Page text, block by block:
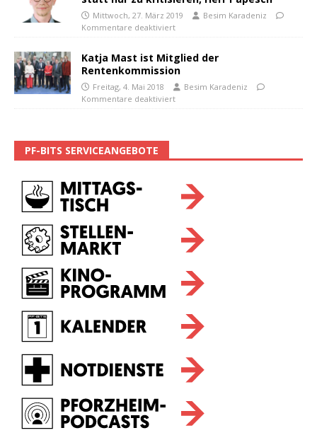
Mittwoch, 27. März 2019
Besim Karadeniz
Kommentare deaktiviert
Katja Mast ist Mitglied der
Rentenkommission
Freitag, 4. Mai 2018
Besim Karadeniz
Kommentare deaktiviert
PF-BITS SERVICEANGEBOTE